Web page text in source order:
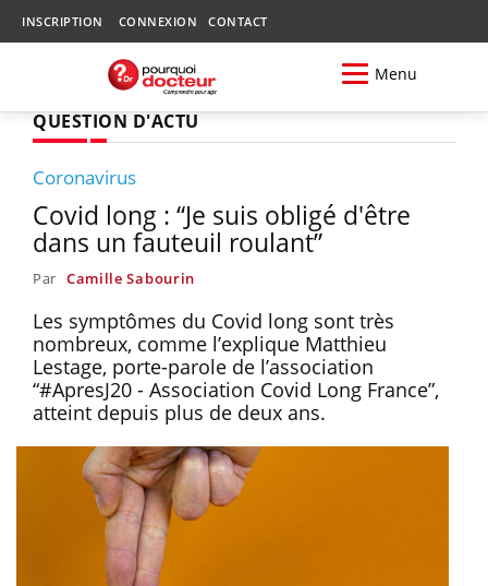
INSCRIPTION CONNEXION CONTACT
Menu
QUESTION D'ACTU
Coronavirus
Covid long : “Je suis obligé d'être
dans un fauteuil roulant”
Par Camille Sabourin
Les symptômes du Covid long sont très
nombreux, comme l’explique Matthieu
Lestage, porte-parole de l’association
“#ApresJ20 - Association Covid Long France”,
atteint depuis plus de deux ans.